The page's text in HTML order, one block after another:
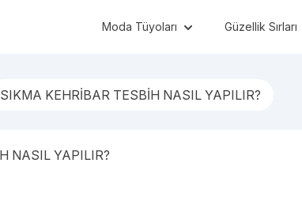
Moda Tüyoları Güzellik Sırları
SIKMA KEHRİBAR TESBİH NASIL YAPILIR?